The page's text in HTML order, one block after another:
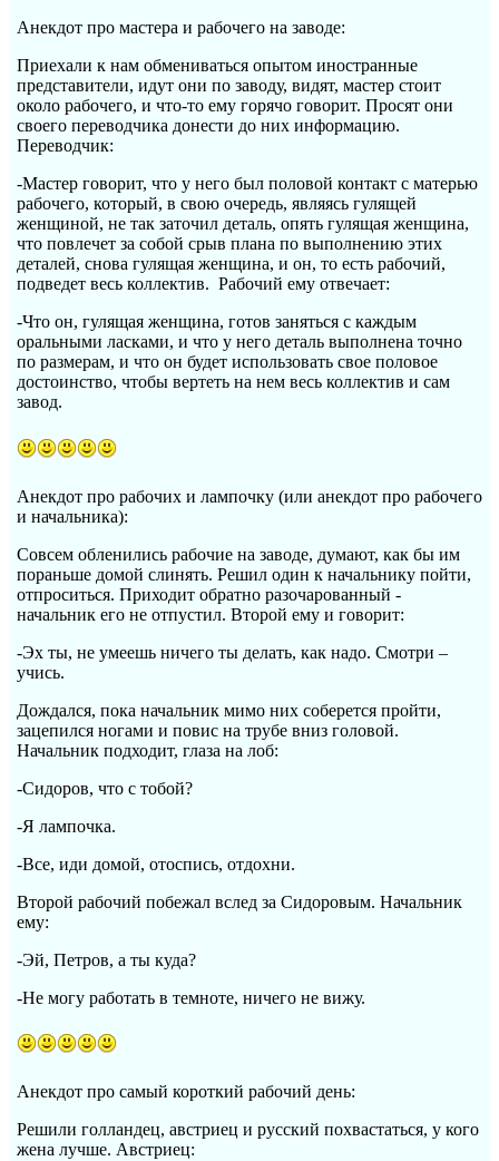
Анекдот про мастера и рабочего на заводе:
Приехали к нам обмениваться опытом иностранные
представители, идут они по заводу, видят, мастер стоит
около рабочего, и что-то ему горячо говорит. Просят они
своего переводчика донести до них информацию.
Переводчик:
-Мастер говорит, что у него был половой контакт с матерью
рабочего, который, в свою очередь, являясь гулящей
женщиной, не так заточил деталь, опять гулящая женщина,
что повлечет за собой срыв плана по выполнению этих
деталей, снова гулящая женщина, и он, то есть рабочий,
подведет весь коллектив. Рабочий ему отвечает:
-Что он, гулящая женщина, готов заняться с каждым
оральными ласками, и что у него деталь выполнена точно
по размерам, и что он будет использовать свое половое
достоинство, чтобы вертеть на нем весь коллектив и сам
завод.
Анекдот про рабочих и лампочку (или анекдот про рабочего
и начальника):
Совсем обленились рабочие на заводе, думают, как бы им
пораньше домой слинять. Решил один к начальнику пойти,
отпроситься. Приходит обратно разочарованный -
начальник его не отпустил. Второй ему и говорит:
-Эх ты, не умеешь ничего ты делать, как надо. Смотри –
учись.
Дождался, пока начальник мимо них соберется пройти,
зацепился ногами и повис на трубе вниз головой.
Начальник подходит, глаза на лоб:
-Сидоров, что с тобой?
-Я лампочка.
-Все, иди домой, отоспись, отдохни.
Второй рабочий побежал вслед за Сидоровым. Начальник
ему:
-Эй, Петров, а ты куда?
-Не могу работать в темноте, ничего не вижу.
Анекдот про самый короткий рабочий день:
Решили голландец, австриец и русский похвастаться, у кого
жена лучше. Австриец: